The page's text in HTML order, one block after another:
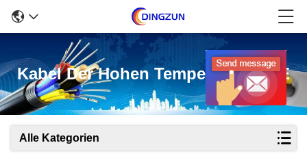
Kabel Der Hohen Temperatur PTFE
Alle Kategorien